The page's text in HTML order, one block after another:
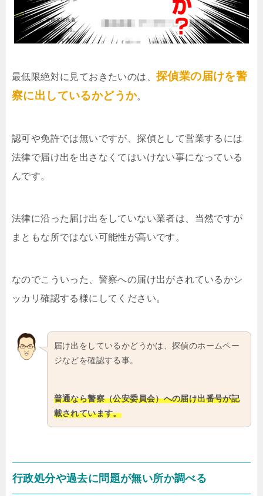
最低限絶対に見ておきたいのは、 探偵業の届けを警
察に出しているかどうか。
認可や免許では無いですが、探偵として営業するには
法律で届け出を出さなくてはいけない事になっている
んです。
法律に沿った届け出をしていない業者は、当然ですが
まともな所ではない可能性が高いです。
なのでこういった、警察への届け出がされているかシ
ッカリ確認する様にしてください。
届け出をしているかどうかは、探偵のホームペー
ジなどを確認する事。
普通なら警察（公安委員会）への届け出番号が記
載されています。
行政処分や過去に問題が無い所か調べる